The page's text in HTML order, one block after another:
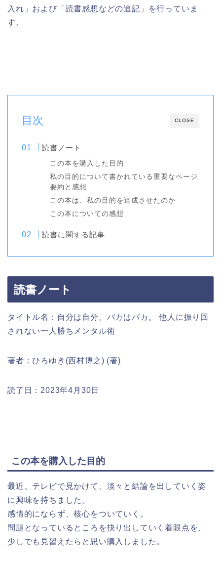
入れ」および「読書感想などの追記」を行っていま
す。
CLOSE
目次
読書ノート
この本を購入した目的
私の目的について書かれている重要なページ
要約と感想
この本は、私の目的を達成させたのか
この本についての感想
読書に関する記事
読書ノート
タイトル名：自分は自分、バカはバカ。 他人に振り回
されない一人勝ちメンタル術
著者：ひろゆき(西村博之) (著)
読了日：2023年4月30日
この本を購入した目的
最近、テレビで見かけて、淡々と結論を出していく姿
に興味を持ちました。
感情的にならず、核心をついていく。
問題となっているところを抉り出していく着眼点を、
少しでも見習えたらと思い購入しました。